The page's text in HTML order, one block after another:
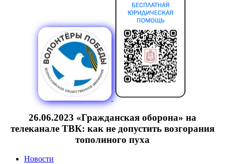
26.06.2023 «Гражданская оборона» на
телеканале ТВК: как не допустить возгорания
тополиного пуха
Новости